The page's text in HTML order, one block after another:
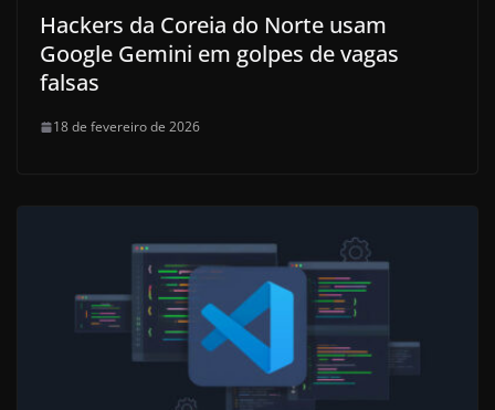
Hackers da Coreia do Norte usam
Google Gemini em golpes de vagas
falsas
18 de fevereiro de 2026